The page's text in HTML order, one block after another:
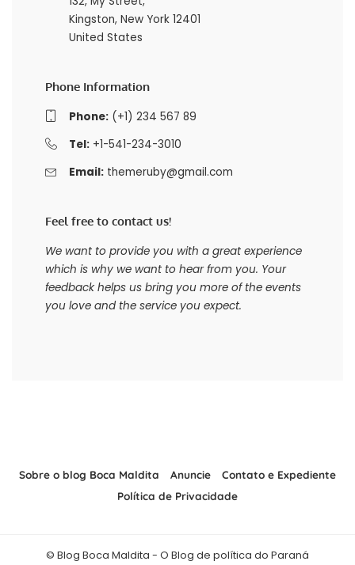
Kingston, New York 12401
United States
Phone Information
Phone:(+1) 234 567 89
Tel:+1-541-234-3010
Email: themeruby@gmail.com
Feel free to contact us!
We want to provide you with a great experience
which is why we want to hear from you. Your
feedback helps us bring you more of the events
you love and the service you expect.
Sobre o blog Boca Maldita Anuncie
Contato e Expediente
Política de Privacidade
© Blog Boca Maldita - O Blog de política do Paraná